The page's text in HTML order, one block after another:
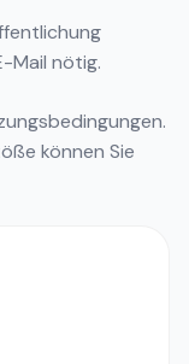
Mail nötig.
.
können Sie